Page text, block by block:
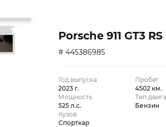
Porsche 911 GT3
# 445386985
Год выпуска
2023 г.
Пробег
4502 км.
Мощность
525 л.с.
Тип
Бензин
Кузов:
Спорткар